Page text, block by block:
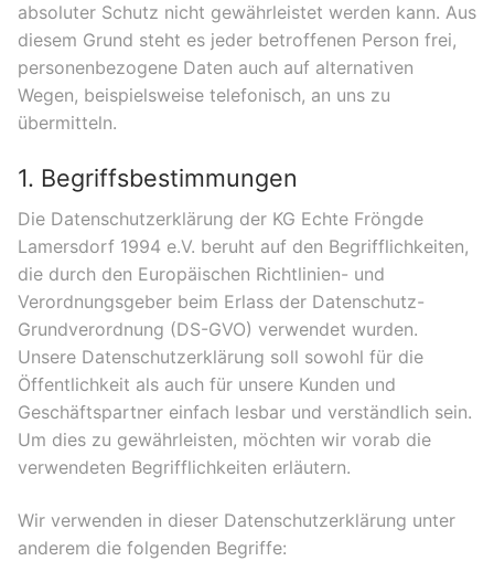
absoluter Schutz nicht gewährleistet werden kann. Aus
diesem Grund steht es jeder betroffenen Person frei,
personenbezogene Daten auch auf alternativen
Wegen, beispielsweise telefonisch, an uns zu
übermitteln.
1. Begriffsbestimmungen
Die Datenschutzerklärung der KG Echte Fröngde
Lamersdorf 1994 e.V. beruht auf den Begrifflichkeiten,
die durch den Europäischen Richtlinien- und
Verordnungsgeber beim Erlass der Datenschutz-
Grundverordnung (DS-GVO) verwendet wurden.
Unsere Datenschutzerklärung soll sowohl für die
Öffentlichkeit als auch für unsere Kunden und
Geschäftspartner einfach lesbar und verständlich sein.
Um dies zu gewährleisten, möchten wir vorab die
verwendeten Begrifflichkeiten erläutern.
Wir verwenden in dieser Datenschutzerklärung unter
anderem die folgenden Begriffe: